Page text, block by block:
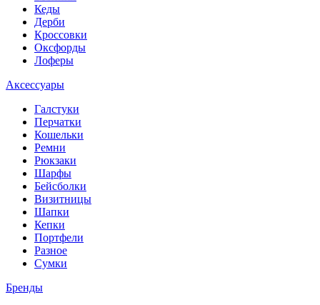
Кеды
Дерби
Кроссовки
Оксфорды
Лоферы
Аксессуары
Галстуки
Перчатки
Кошельки
Ремни
Рюкзаки
Шарфы
Бейсболки
Визитницы
Шапки
Кепки
Портфели
Разное
Сумки
Бренды